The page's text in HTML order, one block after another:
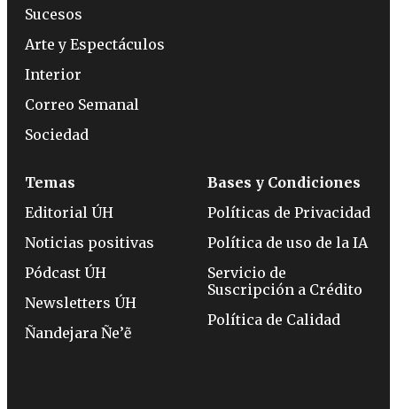
Sucesos
Arte y Espectáculos
Interior
Correo Semanal
Sociedad
Temas
Editorial ÚH
Noticias positivas
Pódcast ÚH
Newsletters ÚH
Ñandejara Ñe’ẽ
Bases y Condiciones
Políticas de Privacidad
Política de uso de la IA
Servicio de
Suscripción a Crédito
Política de Calidad